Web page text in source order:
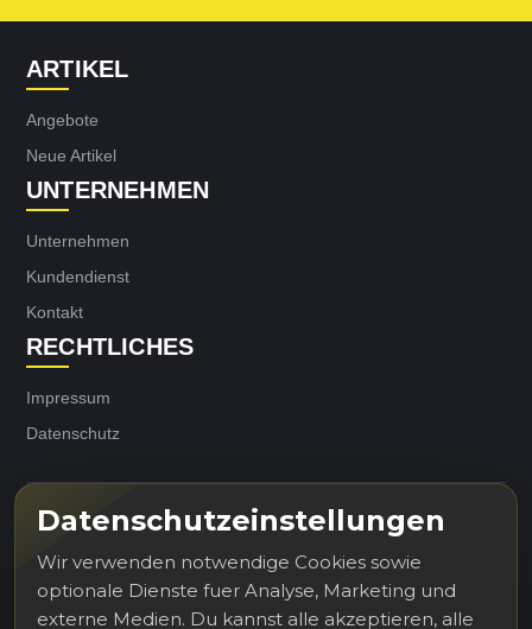
Datenschutzeinstellungen
Wir verwenden notwendige Cookies sowie
optionale Dienste fuer Analyse, Marketing und
externe Medien. Du kannst alle akzeptieren, alle
ARTIKEL
Angebote
Neue Artikel
UNTERNEHMEN
Unternehmen
Kundendienst
Kontakt
RECHTLICHES
Impressum
Datenschutz
Erhalten Sie unsere Neuigkeiten und
Sonderangebote